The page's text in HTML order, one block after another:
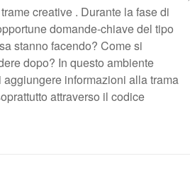
creative . Durante la fase di
domande-chiave del tipo
stanno facendo? Come si
dopo? In questo ambiente
informazioni alla trama
attraverso il codice